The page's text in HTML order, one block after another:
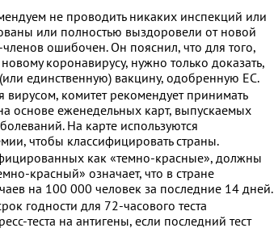
не проводить никаких инспекций или
или полностью выздоровели от новой
ошибочен. Он пояснил, что для того,
коронавирусу, нужно только доказать,
единственную) вакцину, одобренную ЕС.
комитет рекомендует принимать
основе еженедельных карт, выпускаемых
На карте используются
чтобы классифицировать страны.
как «темно-красные», должны
красный» означает, что в стране
на 100 000 человек за последние 14 дней.
годности для 72-часового теста
теста на антигены, если последний тест